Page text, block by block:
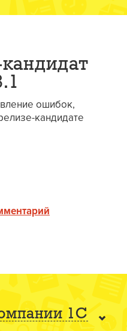
ошибок,
кандидате
1С